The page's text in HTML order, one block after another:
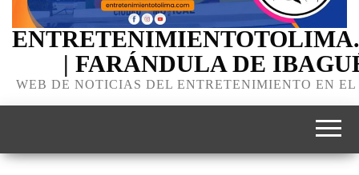
| FARÁNDULA DE
WEB DE NOTICIAS DEL ENTRETENIMIENTO EN